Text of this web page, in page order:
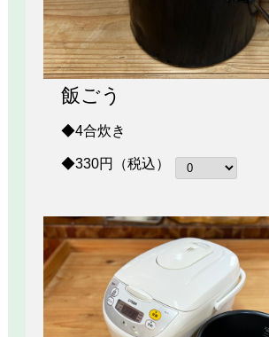
飯ごう
◆4合炊き
◆330円（税込）